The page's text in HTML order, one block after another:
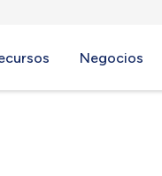
Negocios